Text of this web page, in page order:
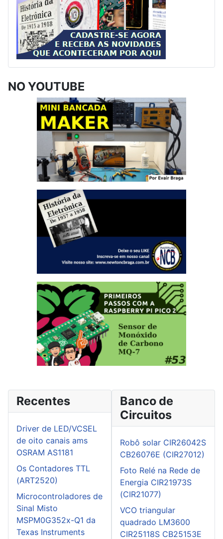
NO YOUTUBE
Recentes
Driver de LED/VCSEL
de oito canais ams
OSRAM AS1181
Os Contadores TTL
(ART2520)
Microcontroladores de
Sinal Misto
MSPM0G352x-Q1 da
Texas Instruments
Banco de
Circuitos
Robô solar CIR26042S
CB26076E (CIR27012)
Foto Relé na Rede de
Energia CIR21973S
(CIR21077)
VCO triangular
quadrado LM3600
CIR25118S CB25153E